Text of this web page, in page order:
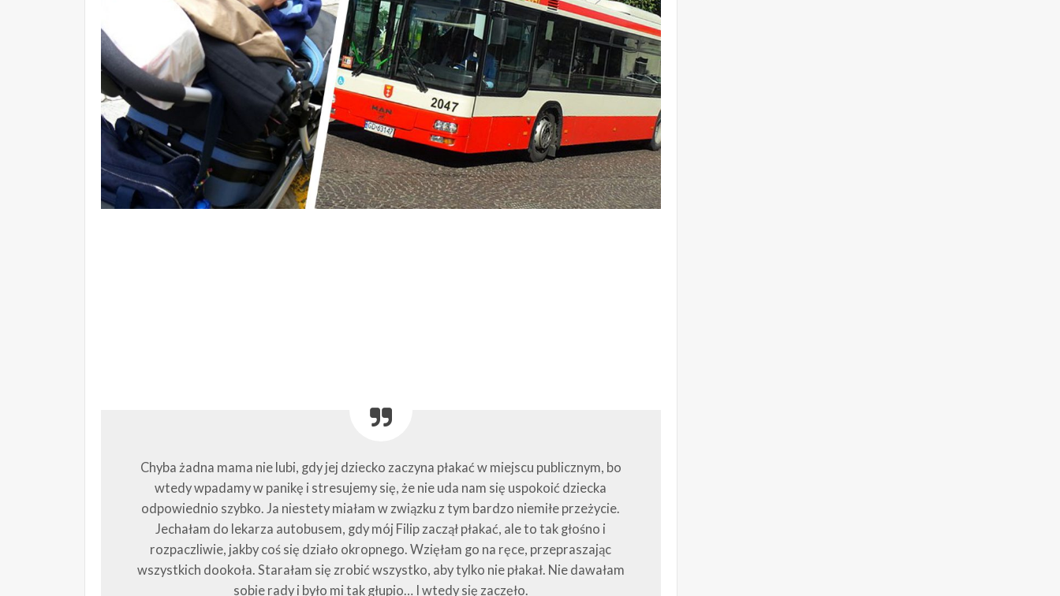
Chyba żadna mama nie lubi, gdy jej dziecko zaczyna płakać w miejscu publicznym, bo
wtedy wpadamy w panikę i stresujemy się, że nie uda nam się uspokoić dziecka
odpowiednio szybko. Ja niestety miałam w związku z tym bardzo niemiłe przeżycie.
Jechałam do lekarza autobusem, gdy mój Filip zaczął płakać, ale to tak głośno i
rozpaczliwie, jakby coś się działo okropnego. Wzięłam go na ręce, przepraszając
wszystkich dookoła. Starałam się zrobić wszystko, aby tylko nie płakał. Nie dawałam
sobie rady i było mi tak głupio… I wtedy się zaczęło.